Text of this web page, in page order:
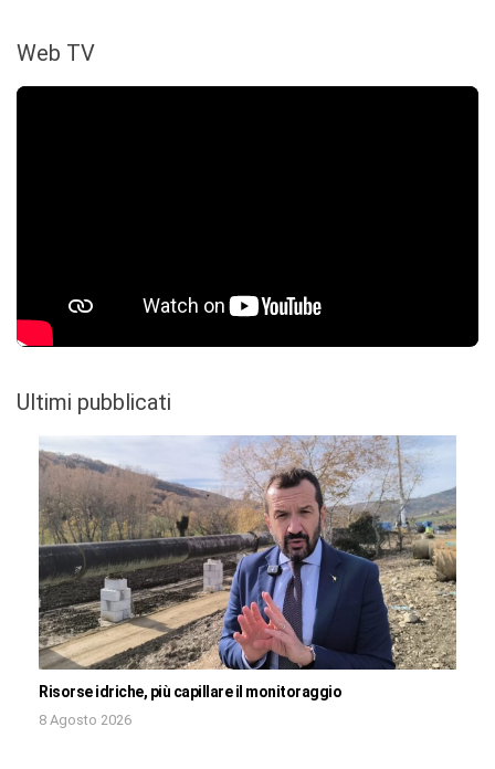
Web TV
Ultimi pubblicati
Risorse idriche, più capillare il monitoraggio
8 Agosto 2026